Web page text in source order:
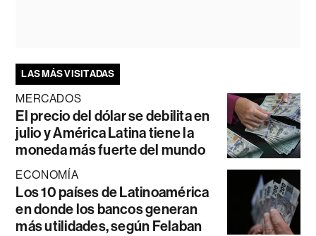
LAS MÁS VISITADAS
MERCADOS
El precio del dólar se debilita en
julio y América Latina tiene la
moneda más fuerte del mundo
ECONOMÍA
Los 10 países de Latinoamérica
en donde los bancos generan
más utilidades, según Felaban